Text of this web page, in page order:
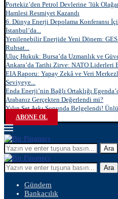
Portekiz’den Petrol Devlerine ’lük
Hamlesi Resmiyet Kazandı
6. Dünya Enerji Depolama Konferansı
İstanbul’da...
Yenilenebilir Enerjide Yeni Dönem: GES
Ruhsat...
Uluç Hukuk: Bursa’da Uzmanlık ve
Ankara’da Tarihi Zirve: NATO Liderleri
EIA Raporu: Yapay Zekâ ve Veri
Seviyeye...
Enda Enerji’nin Bağlı Ortaklığı
Arabanız Gerçekten Değerlendi mi?
Yılın Set Aşkı Sonunda Belgelendi!
ABONE OL
Ara
Ara
Gündem
Bankacılık